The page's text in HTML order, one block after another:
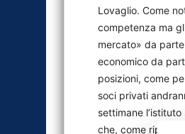
Lovaglio. Come
competenza ma
mercato» da
economico da
posizioni, come
soci privati
settimane
che, come